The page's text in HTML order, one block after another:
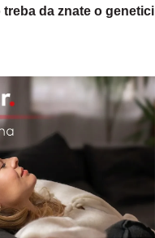
treba da znate o genetici